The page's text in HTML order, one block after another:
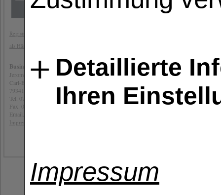
Registrieren sie sich hier
als Händler
Business for You - Distribution
Jerome Drach
Carl-Benz-Str. 2a
79341 Kenzingen
Tel. 07644 9226244
Fax. 07644 9226 111
Email. info@b4y-distribution.de
Impressum
Eigenschaften
RGB-Spektrum individuell
Türsprechanlage an: im Leerlauf,
Im Gegensatz zu herkömmlichen
die 2N IP One anschließen. So
per QR-Code Zutritt zu Ihrem
Produkdatenblatt als PDF hier
Detaillierte
Ihren
Impressum